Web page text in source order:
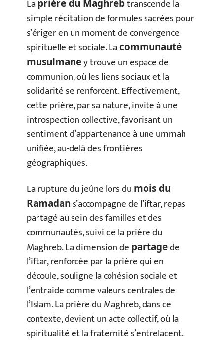
Laprière du Maghrebtranscende la
simple récitation de formules sacrées pour
s’ériger en un moment de convergence
spirituelle et sociale. Lacommunauté
musulmaney trouve un espace de
communion, où les liens sociaux et la
solidarité se renforcent. Effectivement,
cette prière, par sa nature, invite à une
introspection collective, favorisant un
sentiment d’appartenance à une ummah
unifiée, au-delà des frontières
géographiques.
La rupture du jeûne lors du mois du
Ramadans’accompagne de l’iftar, repas
partagé au sein des familles et des
communautés, suivi de la prière du
Maghreb. La dimension de partagede
l’iftar, renforcée par la prière qui en
découle, souligne la cohésion sociale et
l’entraide comme valeurs centrales de
l’Islam. La prière du Maghreb, dans ce
contexte, devient un acte collectif, où la
spiritualité et la fraternité s’entrelacent.